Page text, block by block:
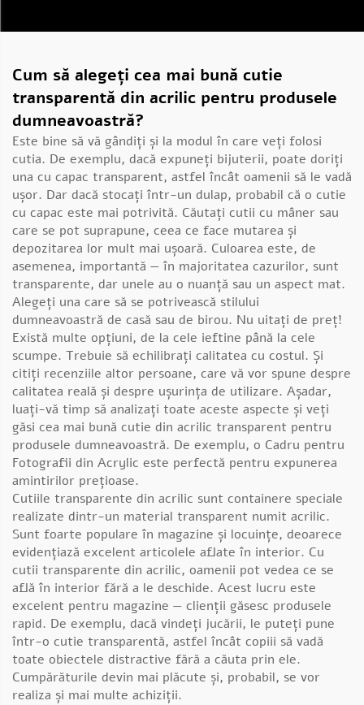
Cum să alegeți cea mai bună cutie
transparentă din acrilic pentru produsele
dumneavoastră?
Este bine să vă gândiți și la modul în care veți folosi
cutia. De exemplu, dacă expuneți bijuterii, poate doriți
una cu capac transparent, astfel încât oamenii să le vadă
ușor. Dar dacă stocați într-un dulap, probabil că o cutie
cu capac este mai potrivită. Căutați cutii cu mâner sau
care se pot suprapune, ceea ce face mutarea și
depozitarea lor mult mai ușoară. Culoarea este, de
asemenea, importantă — în majoritatea cazurilor, sunt
transparente, dar unele au o nuanță sau un aspect mat.
Alegeți una care să se potrivească stilului
dumneavoastră de casă sau de birou. Nu uitați de preț!
Există multe opțiuni, de la cele ieftine până la cele
scumpe. Trebuie să echilibrați calitatea cu costul. Și
citiți recenziile altor persoane, care vă vor spune despre
calitatea reală și despre ușurința de utilizare. Așadar,
luați-vă timp să analizați toate aceste aspecte și veți
găsi cea mai bună cutie din acrilic transparent pentru
produsele dumneavoastră. De exemplu, o Cadru pentru
Fotografii din Acrylic este perfectă pentru expunerea
amintirilor prețioase.
Cutiile transparente din acrilic sunt containere speciale
realizate dintr-un material transparent numit acrilic.
Sunt foarte populare în magazine și locuințe, deoarece
evidențiază excelent articolele aflate în interior. Cu
cutii transparente din acrilic, oamenii pot vedea ce se
află în interior fără a le deschide. Acest lucru este
excelent pentru magazine — clienții găsesc produsele
rapid. De exemplu, dacă vindeți jucării, le puteți pune
într-o cutie transparentă, astfel încât copiii să vadă
toate obiectele distractive fără a căuta prin ele.
Cumpărăturile devin mai plăcute și, probabil, se vor
realiza și mai multe achiziții.